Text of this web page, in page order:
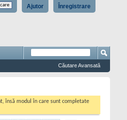
Înregistrare
Ajutor
Căutare Avansată
însă modul în care sunt completate